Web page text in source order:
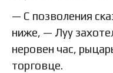
— С позволения
ниже, — Луу
неровен час,
торговце.